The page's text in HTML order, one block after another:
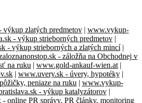
zlatých predmetov | www.vykup-
- výkup strieborných predmetov |
- výkup strieborných a zlatých mincí|
- záložňa na Obchodnej v
na ruku | www.gold-ankauf-wien.at |
| www.uvery.sk - úvery, hypotéky|
peniaze na ruku | www.vykup-
- výkup katalyzátorov|
online PR správy, PR články, monitoring